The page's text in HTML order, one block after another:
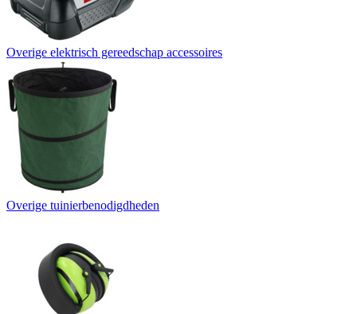
Overige elektrisch gereedschap accessoires
Overige tuinierbenodigdheden